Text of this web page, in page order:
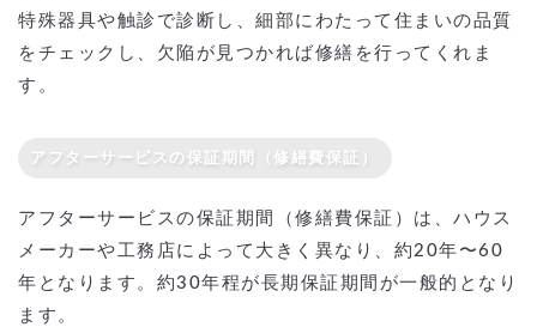
特殊器具や触診で診断し、細部にわたって住まいの品質
をチェックし、欠陥が見つかれば修繕を行ってくれま
す。
アフターサービスの保証期間（修繕費保証）
アフターサービスの保証期間（修繕費保証）は、ハウス
メーカーや工務店によって大きく異なり、約20年〜60
年となります。約30年程が長期保証期間が一般的となり
ます。